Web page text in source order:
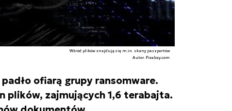
Wśród plików znajdują się m.in. skany paszportów
Autor. Pixabay.com
ofiarą grupy ransomware.
plików, zajmujących 1,6 terabajta.